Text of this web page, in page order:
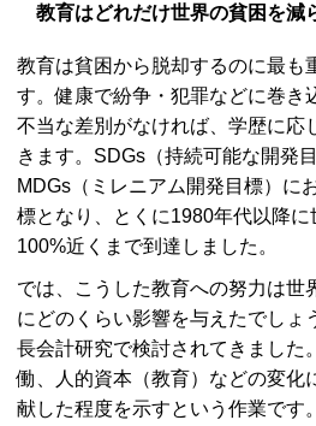
教育はどれだけ世界の貧困を減
教育は貧困から脱却するのに最も
す。健康で紛争・犯罪などに巻き
不当な差別がなければ、学歴に応
きます。 SDGs （持続可能な開発
MDGs （ミレニアム開発目標）に
標となり、とくに1980年代以降
100%近くまで到達しました。
では、こうした教育への努力は世
にどのくらい影響を与えたでしょ
長会計研究で検討されてきました
働、人的資本（教育）などの変化
献した程度を示すという作業です